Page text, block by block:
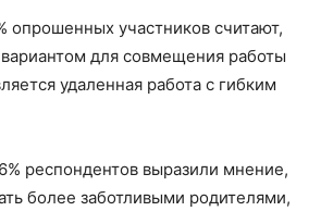
опрошенных участников считают,
для совмещения работы
удаленная работа с гибким
респондентов выразили мнение,
более заботливыми родителями,